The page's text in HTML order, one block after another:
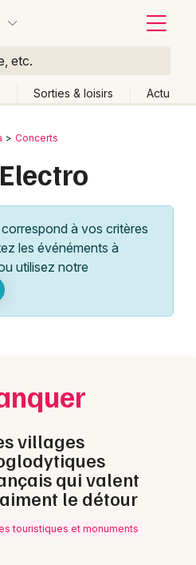
etc.
Sorties & loisirs Actu
Concerts
à vos critères
les événéments à
utilisez notre
villages
qui valent
le détour
touristiques et monuments
lieu
Ce week-end